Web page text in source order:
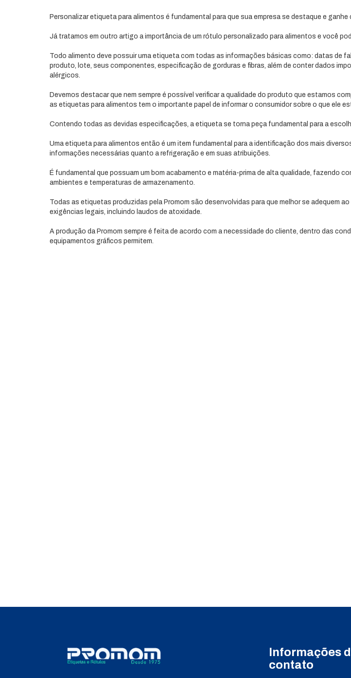
Personalizar etiqueta para alimentos é fundamental para que sua empresa se destaque e ganhe
Já tratamos em outro artigo a importância de um rótulo personalizado para alimentos e você
Todo alimento deve possuir uma etiqueta com todas as informações básicas como: datas de
produto, lote, seus componentes, especificação de gorduras e fibras, além de conter dados
alérgicos.
Devemos destacar que nem sempre é possível verificar a qualidade do produto que estamos
as etiquetas para alimentos tem o importante papel de informar o consumidor sobre o que ele
Contendo todas as devidas especificações, a etiqueta se torna peça fundamental para a
Uma etiqueta para alimentos então é um item fundamental para a identificação dos mais
informações necessárias quanto a refrigeração e em suas atribuições.
É fundamental que possuam um bom acabamento e matéria-prima de alta qualidade, fazendo
ambientes e temperaturas de armazenamento.
Todas as etiquetas produzidas pela Promom são desenvolvidas para que melhor se adequem
exigências legais, incluindo laudos de atoxidade.
A produção da Promom sempre é feita de acordo com a necessidade do cliente, dentro das
equipamentos gráficos permitem.
Informações
contato